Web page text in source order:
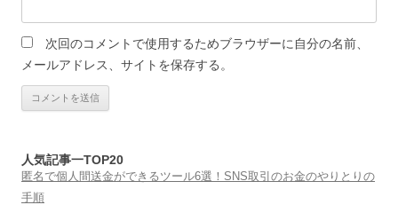
次回のコメントで使用するためブラウザーに自分の名前、
メールアドレス、サイトを保存する。
人気記事一TOP20
匿名で個人間送金ができるツール6選！SNS取引のお金のやりとりの
手順